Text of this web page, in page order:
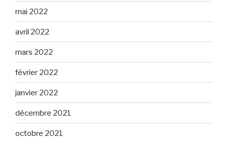
mai 2022
avril 2022
mars 2022
février 2022
janvier 2022
décembre 2021
octobre 2021